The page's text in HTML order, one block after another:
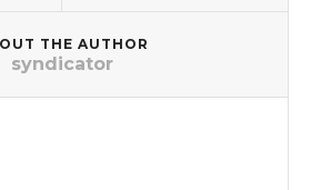
THE AUTHOR
syndicator